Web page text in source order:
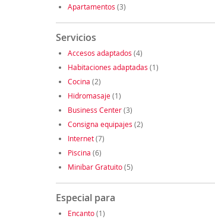
Apartamentos (3)
Servicios
Accesos adaptados (4)
Habitaciones adaptadas (1)
Cocina (2)
Hidromasaje(1)
Business Center(3)
Consigna equipajes (2)
Internet(7)
Piscina (6)
Minibar Gratuito(5)
Especial para
Encanto(1)